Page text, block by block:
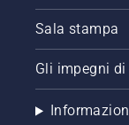
Sala stampa
Gli impegni